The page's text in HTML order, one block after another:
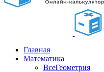
Главная
Математика
ВсеГеометрия